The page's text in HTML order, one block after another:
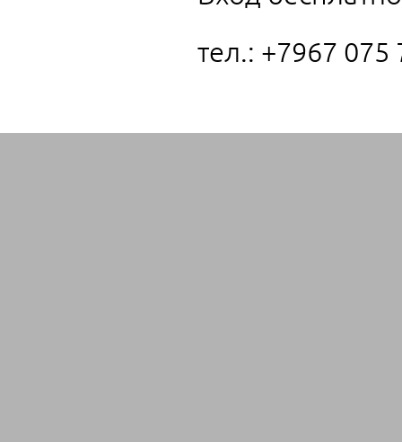
тел.: +7967 075